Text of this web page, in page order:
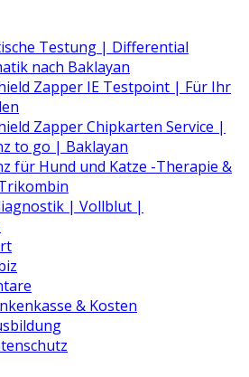
Testung | Differential
nach Baklayan
Zapper IE Testpoint | Für Ihr
Zapper Chipkarten Service |
to go | Baklayan
für Hund und Katze -Therapie &
| Vollblut |
& Kosten